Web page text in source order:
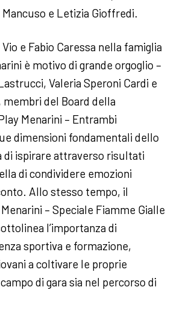
e Letizia Gioffredi.
e Fabio Caressa nella famiglia
è motivo di grande orgoglio –
Valeria Speroni Cardi e
membri del Board della
Menarini – Entrambi
dimensioni fondamentali dello
di ispirare attraverso risultati
di condividere emozioni
Allo stesso tempo, il
– Speciale Fiamme Gialle
l’importanza di
sportiva e formazione,
a coltivare le proprie
di gara sia nel percorso di